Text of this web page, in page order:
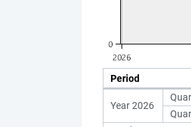
Period
Year 2026